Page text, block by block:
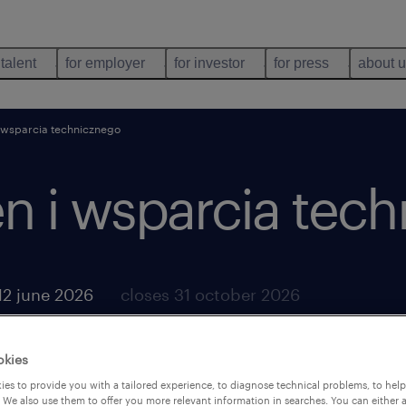
for employer for investor for press about
technicznego
i wsparcia
june 2026 closes 31 october 2026
to provide you with a tailored experience, to diagnose technical problems, to
also use them to offer you more relevant information in searches. You can either